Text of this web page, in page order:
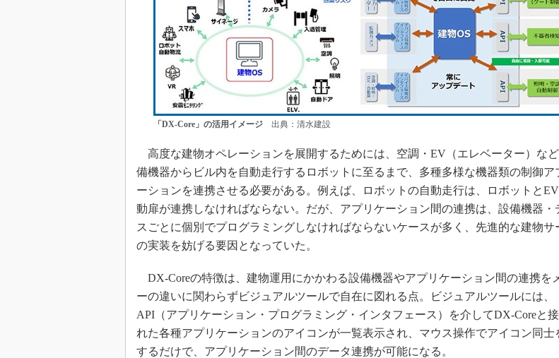
「DX-Core」の活用イメージ出典：清水建設
高度な建物オペレーションを展開するためには、空調・EV（エレベーター）な
備機器からビル内を自動走行するロボットに至るまで、多種多様な機器類の制御ア
ーションを連携させる必要がある。例えば、ロボットの自動走行は、ロボットと
動扉が連携しなければならない。だが、アプリケーション間の連携は、設備機器・
スごとに個別でプログラミングしなければならないケースが多く、先進的な建物サ
の実装を妨げる要因となっていた。
DX-Coreの特徴は、建物運用にかかわる設備機器やアプリケーション間の連携を
ーの違いに関わらずビジュアルツールで自在に図れる点。ビジュアルツールには、
API（アプリケーション・プログラミング・インタフェース）を介してDX-Coreと
れた各種アプリケーションのアイコンが一覧表示され、マウス操作でアイコン同士
するだけで、アプリケーション間のデータ連携が可能になる。